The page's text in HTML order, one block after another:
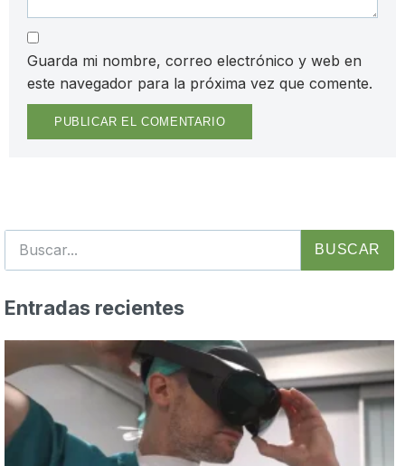
Guarda mi nombre, correo electrónico y web en
este navegador para la próxima vez que comente.
BUSCAR
Entradas recientes